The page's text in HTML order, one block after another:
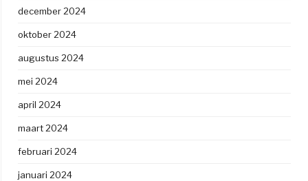
december 2024
oktober 2024
augustus 2024
mei 2024
april 2024
maart 2024
februari 2024
januari 2024